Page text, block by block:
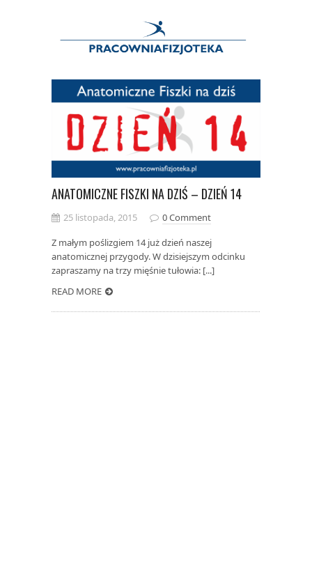
ANATOMICZNE FISZKI NA DZIŚ – DZIEŃ 14
25 listopada, 2015
0 Comment
Z małym poślizgiem 14 już dzień naszej
anatomicznej przygody. W dzisiejszym odcinku
zapraszamy na trzy mięśnie tułowia: [...]
READ MORE